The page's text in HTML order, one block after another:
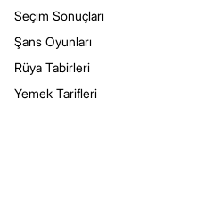
Seçim Sonuçları
Şans Oyunları
Rüya Tabirleri
Yemek Tarifleri